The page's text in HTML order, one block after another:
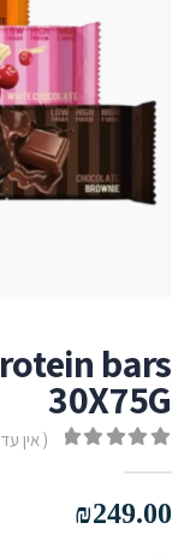
bars
30X75G
( אין
₪249.00